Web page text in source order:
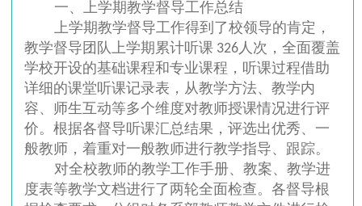
一、上学期教学督导工作总结
上学期教学督导工作得到了校领导的肯定，
教学督导团队上学期累计听课 326人次，全面覆盖
学校开设的基础课程和专业课程，听课过程借助
详细的课堂听课记录表，从教学方法、教学内
容、师生互动等多个维度对教师授课情况进行评
价。根据各督导听课汇总结果，评选出优秀、一
般教师，着重对一般教师进行教学指导、跟踪。
对全校教师的教学工作手册、教案、教学进
度表等教学文档进行了两轮全面检查。各督导根